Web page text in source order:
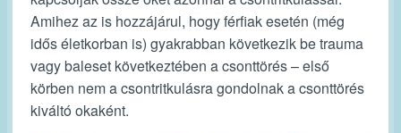
Amihez az is hozzájárul, hogy férfiak esetén (még
idős életkorban is) gyakrabban következik be trauma
vagy baleset következtében a csonttörés – első
körben nem a csontritkulásra gondolnak a csonttörés
kiváltó okaként.